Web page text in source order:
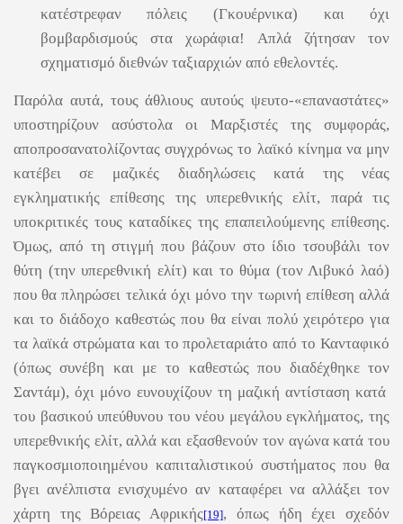
κατέστρεφαν πόλεις (Γκουέρνικα) και όχι
βομβαρδισμούς στα χωράφια! Απλά ζήτησαν τον
σχηματισμό διεθνών ταξιαρχιών από εθελοντές.
Παρόλα αυτά, τους άθλιους αυτούς ψευτο-«επαναστάτες»
υποστηρίζουν ασύστολα οι Μαρξιστές της συμφοράς,
αποπροσανατολίζοντας συγχρόνως το λαϊκό κίνημα να μην
κατέβει σε μαζικές διαδηλώσεις κατά της νέας
εγκληματικής επίθεσης της υπερεθνικής ελίτ, παρά τις
υποκριτικές τους καταδίκες της επαπειλούμενης επίθεσης.
Όμως, από τη στιγμή που βάζουν στο ίδιο τσουβάλι τον
θύτη (την υπερεθνική ελίτ) και το θύμα (τον Λιβυκό λαό)
που θα πληρώσει τελικά όχι μόνο την τωρινή επίθεση αλλά
και το διάδοχο καθεστώς που θα είναι πολύ χειρότερο για
τα λαϊκά στρώματα και το προλεταριάτο από το Κανταφικό
(όπως συνέβη και με το καθεστώς που διαδέχθηκε τον
Σαντάμ), όχι μόνο ευνουχίζουν τη μαζική αντίσταση κατά
του βασικού υπεύθυνου του νέου μεγάλου εγκλήματος, της
υπερεθνικής ελίτ, αλλά και εξασθενούν τον αγώνα κατά του
παγκοσμιοποιημένου καπιταλιστικού συστήματος που θα
βγει ανέλπιστα ενισχυμένο αν καταφέρει να αλλάξει τον
χάρτη της Βόρειας Αφρικής[19], όπως ήδη έχει σχεδόν